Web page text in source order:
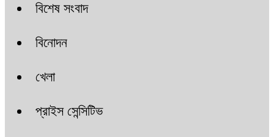
বিশেষ সংবাদ
বিনোদন
খেলা
প্রাইস সেন্সিটিভ